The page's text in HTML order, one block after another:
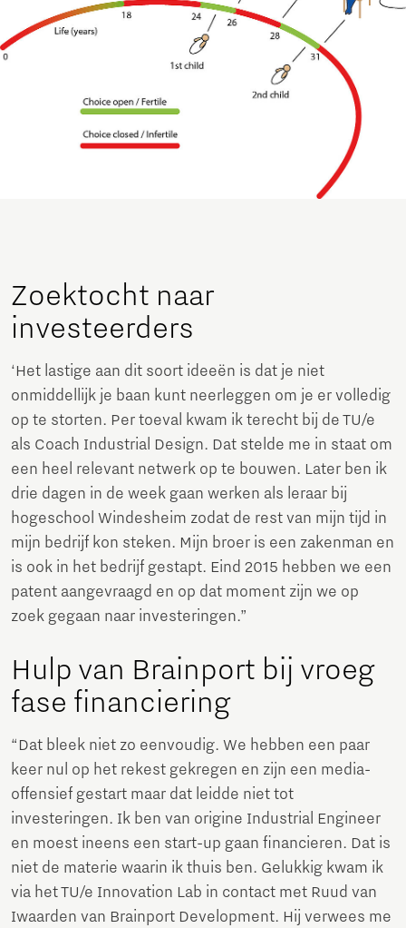
Zoektocht naar
investeerders
‘Het lastige aan dit soort ideeën is dat je niet
onmiddellijk je baan kunt neerleggen om je er volledig
op te storten. Per toeval kwam ik terecht bij de TU/e
als Coach Industrial Design. Dat stelde me in staat om
een heel relevant netwerk op te bouwen. Later ben ik
drie dagen in de week gaan werken als leraar bij
hogeschool Windesheim zodat de rest van mijn tijd in
mijn bedrijf kon steken. Mijn broer is een zakenman en
is ook in het bedrijf gestapt. Eind 2015 hebben we een
patent aangevraagd en op dat moment zijn we op
zoek gegaan naar investeringen.”
Hulp van Brainport bij vroeg
fase financiering
“Dat bleek niet zo eenvoudig. We hebben een paar
keer nul op het rekest gekregen en zijn een media-
offensief gestart maar dat leidde niet tot
investeringen. Ik ben van origine Industrial Engineer
en moest ineens een start-up gaan financieren. Dat is
niet de materie waarin ik thuis ben. Gelukkig kwam ik
via het TU/e Innovation Lab in contact met Ruud van
Iwaarden van Brainport Development. Hij verwees me